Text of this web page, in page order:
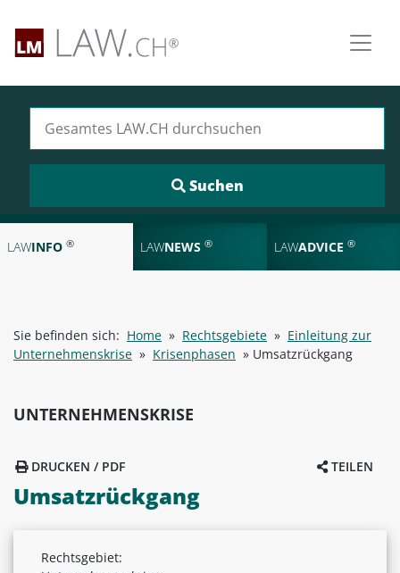
LAWINFO ® LAWNEWS ® LAWADVICE ®
Sie befinden sich: Home » Rechtsgebiete » Einleitung zur
Unternehmenskrise » Krisenphasen » Umsatzrückgang
UNTERNEHMENSKRISE
TEILEN
DRUCKEN / PDF
Umsatzrückgang
Rechtsgebiet: